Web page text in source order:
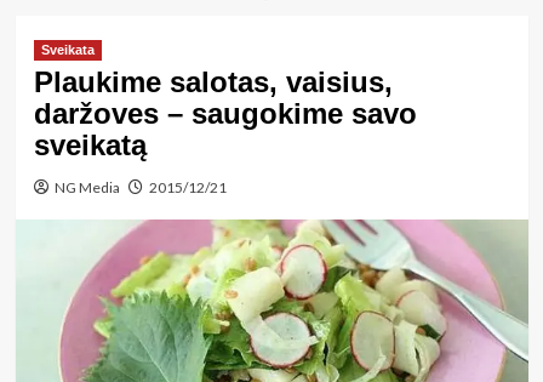
Sveikata
Plaukime salotas, vaisius,
daržoves – saugokime savo
sveikatą
NG Media 2015/12/21